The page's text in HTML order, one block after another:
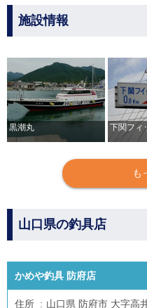
施設情報
黒潮丸 下関フィ
も
山口県の釣具店
かめや釣具 防府店
住所
山口県 防府市 大字高